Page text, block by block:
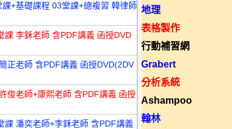
+基礎課程 03堂課+總複習 韓律師
課 李鉌老師 含PDF講義 函授DVD
正老師 含PDF講義 函授DVD(2DV
俊老師+康熙老師 含PDF講義 函授
課 潘奕老師+李鉌老師 含PDF講義
地理
表格製作
行動補習網
Grabert
分析系統
Ashampoo
翰林